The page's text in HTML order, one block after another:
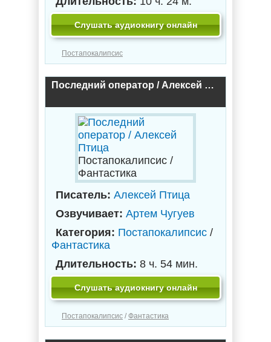
Слушать аудиокнигу онлайн
Постапокалипсис
Последний оператор / Алексей Птица
Постапокалипсис /
Фантастика
Писатель: Алексей Птица
Озвучивает: Артем Чугуев
Категория: Постапокалипсис /
Фантастика
Длительность: 8 ч. 54 мин.
Слушать аудиокнигу онлайн
Постапокалипсис / Фантастика